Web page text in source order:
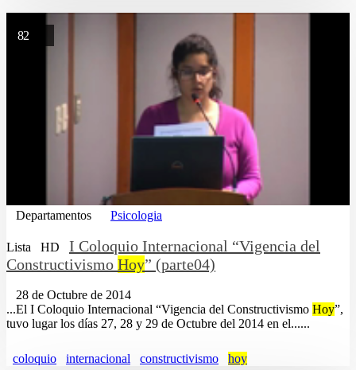
82
Departamentos Psicologia
Lista HD
I Coloquio Internacional “Vigencia del
Constructivismo Hoy” (parte04)
28 de Octubre de 2014
...El I Coloquio Internacional “Vigencia del Constructivismo Hoy”,
tuvo lugar los días 27, 28 y 29 de Octubre del 2014 en el......
coloquio internacional constructivismo hoy